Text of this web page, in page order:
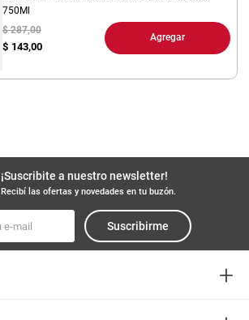
750Ml
$ 143,00
$ 287,00
Agregar
¡Suscribite a nuestro newsletter!
Recibí las ofertas y novedades en tu buzón.
Suscribirme
+